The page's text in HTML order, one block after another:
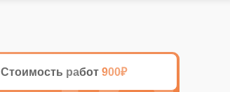
Стоимость работ 900₽